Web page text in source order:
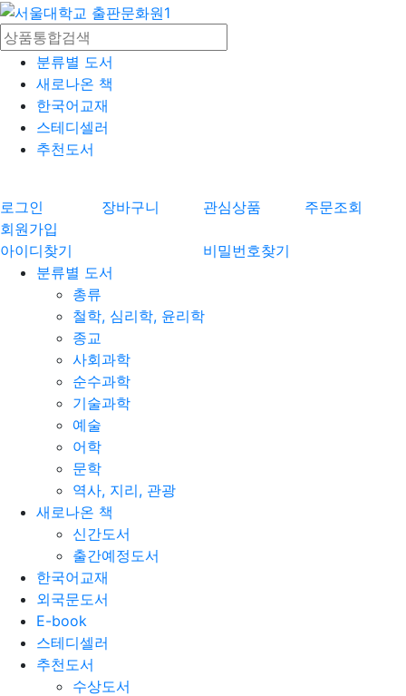
분류별 도서
새로나온 책
한국어교재
스테디셀러
추천도서
로그인 장바구니 관심상품
주문조회
회원가입
아이디찾기
비밀번호찾기
분류별 도서
총류
철학, 심리학, 윤리학
종교
사회과학
순수과학
기술과학
예술
어학
문학
역사, 지리, 관광
새로나온 책
신간도서
출간예정도서
한국어교재
외국문도서
E-book
스테디셀러
추천도서
수상도서